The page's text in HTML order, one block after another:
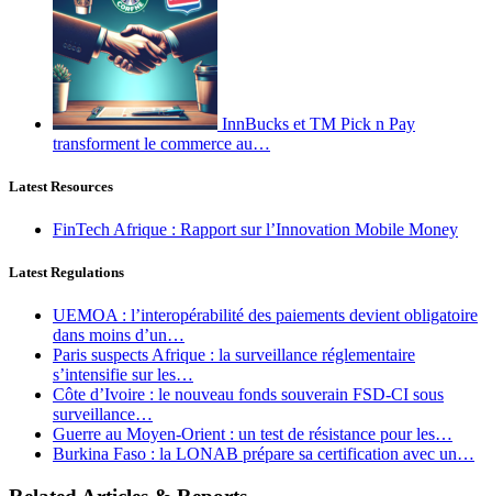
InnBucks et TM Pick n Pay
transforment le commerce au…
Latest Resources
FinTech Afrique : Rapport sur l’Innovation Mobile Money
Latest Regulations
UEMOA : l’interopérabilité des paiements devient obligatoire
dans moins d’un…
Paris suspects Afrique : la surveillance réglementaire
s’intensifie sur les…
Côte d’Ivoire : le nouveau fonds souverain FSD-CI sous
surveillance…
Guerre au Moyen-Orient : un test de résistance pour les…
Burkina Faso : la LONAB prépare sa certification avec un…